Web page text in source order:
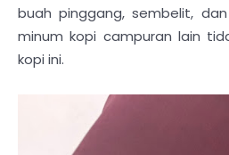
buah pinggang, sembelit,
minum kopi campuran lain
kopi ini.